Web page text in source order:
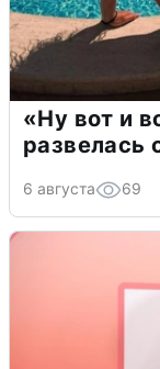
«Ну вот и
6 августа 69